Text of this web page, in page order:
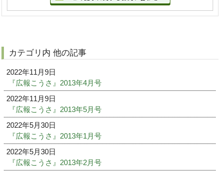
カテゴリ内 他の記事
2022年11月9日
『広報こうさ』2013年4月号
2022年11月9日
『広報こうさ』2013年5月号
2022年5月30日
『広報こうさ』2013年1月号
2022年5月30日
『広報こうさ』2013年2月号